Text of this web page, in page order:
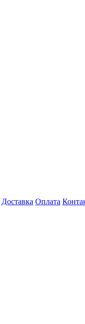
Доставка Оплата